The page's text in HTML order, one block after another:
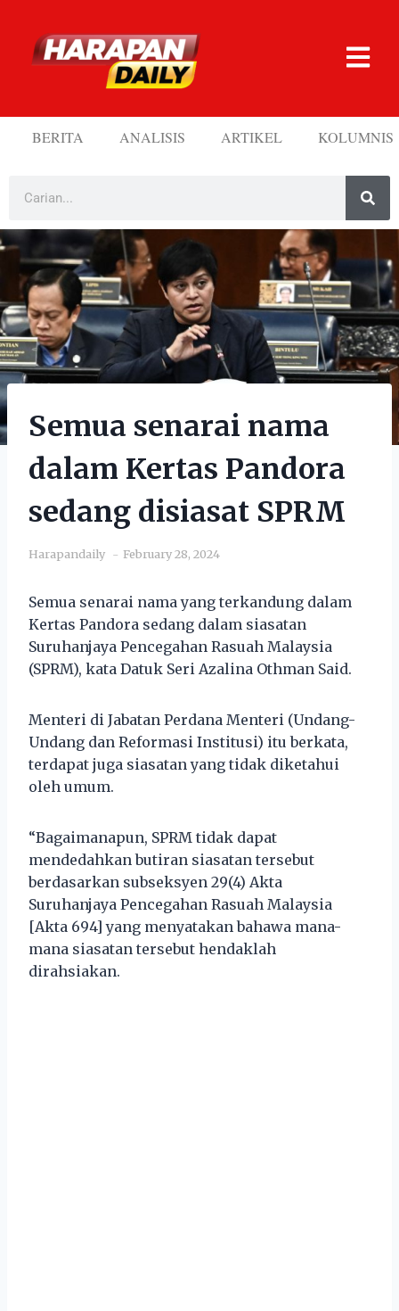
BERITA ANALISIS ARTIKEL KOLUMNIS
Semua senarai nama
dalam Kertas Pandora
sedang disiasat SPRM
Harapandaily February 28, 2024
Semua senarai nama yang terkandung dalam
Kertas Pandora sedang dalam siasatan
Suruhanjaya Pencegahan Rasuah Malaysia
(SPRM), kata Datuk Seri Azalina Othman Said.
Menteri di Jabatan Perdana Menteri (Undang-
Undang dan Reformasi Institusi) itu berkata,
terdapat juga siasatan yang tidak diketahui
oleh umum.
“Bagaimanapun, SPRM tidak dapat
mendedahkan butiran siasatan tersebut
berdasarkan subseksyen 29(4) Akta
Suruhanjaya Pencegahan Rasuah Malaysia
[Akta 694] yang menyatakan bahawa mana-
mana siasatan tersebut hendaklah
dirahsiakan.